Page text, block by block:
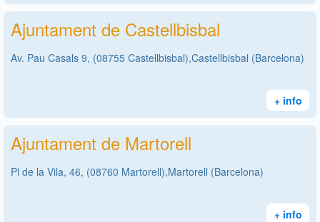
Ajuntament de Castellbisbal
Av. Pau Casals 9, (08755 Castellbisbal),Castellbisbal (Barcelona)
+ info
Ajuntament de Martorell
Pl de la Vila, 46, (08760 Martorell),Martorell (Barcelona)
+ info